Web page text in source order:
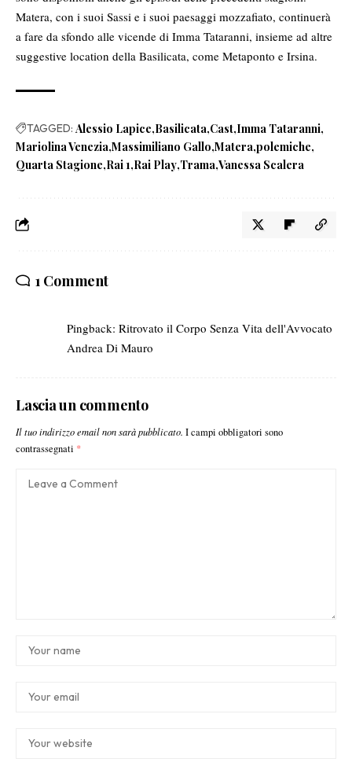
Matera, con i suoi Sassi e i suoi paesaggi mozzafiato, continuerà
a fare da sfondo alle vicende di Imma Tataranni, insieme ad altre
suggestive location della Basilicata, come Metaponto e Irsina.
TAGGED: Alessio Lapice Basilicata Cast Imma Tataranni
Mariolina Venezia Massimiliano Gallo Matera polemiche
Quarta Stagione Rai 1 Rai Play Trama Vanessa Scalera
1 Comment
Pingback: Ritrovato il Corpo Senza Vita dell'Avvocato
Andrea Di Mauro
Lascia un commento
Il tuo indirizzo email non sarà pubblicato. I campi obbligatori sono
contrassegnati *